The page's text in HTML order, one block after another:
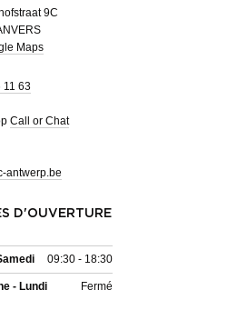
9C
Maps
11 63
Call or Chat
antwerp.be
D'OUVERTURE
09:30 - 18:30
- Lundi Fermé